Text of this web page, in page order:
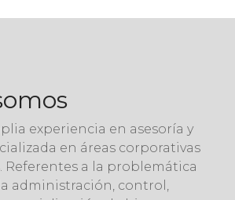
experiencia en asesoría y
en áreas corporativas
Referentes a la problemática
administración, control,